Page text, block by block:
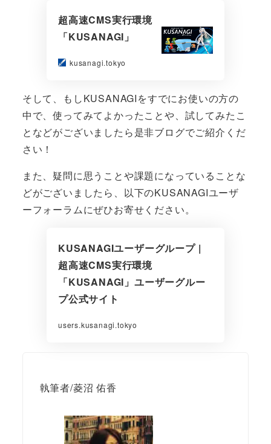
超高速CMS実行環境
「KUSANAGI」
kusanagi.tokyo
そして、もしKUSANAGIをすでにお使いの方の
中で、使ってみてよかったことや、試してみたこ
となどがございましたら是非ブログでご紹介くだ
さい！
また、疑問に思うことや課題になっていることな
どがございましたら、以下のKUSANAGIユーザ
ーフォーラムにぜひお寄せください。
KUSANAGIユーザーグループ |
超高速CMS実行環境
「KUSANAGI」ユーザーグルー
プ公式サイト
users.kusanagi.tokyo
執筆者/菱沼 佑香